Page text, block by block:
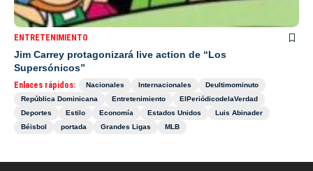
ENTRETENIMIENTO
Jim Carrey protagonizará live action de “Los
Supersónicos”
Enlaces rápidos: Nacionales Internacionales
Deultimominuto
República Dominicana
Entretenimiento
ElPeriódicodelaVerdad
Deportes
Estilo Economía Estados Unidos
Luis Abinader
Béisbol
portada Grandes Ligas MLB